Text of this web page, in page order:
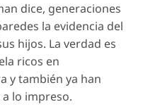
dice, generaciones
la evidencia del
hijos. La verdad es
ricos en
y también ya han
lo impreso.